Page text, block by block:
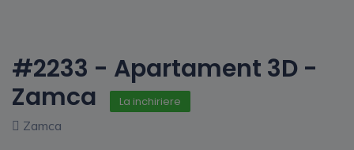
#2233 - Apartament 3D -
Zamca
La inchiriere
Zamca